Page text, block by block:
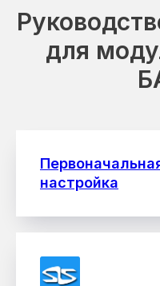
для
настройка